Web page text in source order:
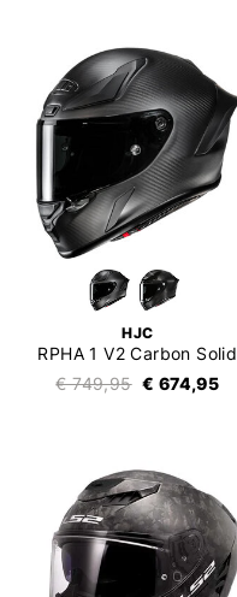
HJC
RPHA 1 V2 Carbon Solid
€ 749,95 € 674,95